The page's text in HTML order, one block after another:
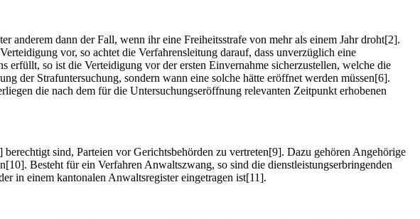
anderem dann der Fall, wenn ihr eine Freiheitsstrafe von mehr als einem Jahr droht[2].
vor, so achtet die Verfahrensleitung darauf, dass unverzüglich eine
so ist die Verteidigung vor der ersten Einvernahme sicherzustellen, welche die
der Strafuntersuchung, sondern wann eine solche hätte eröffnet werden müssen[6].
die nach dem für die Untersuchungseröffnung relevanten Zeitpunkt erhobenen
sind, Parteien vor Gerichtsbehörden zu vertreten[9]. Dazu gehören Angehörige
Besteht für ein Verfahren Anwaltszwang, so sind die dienst­leistungserbringenden
in einem kantonalen Anwaltsregister eingetragen ist[11].